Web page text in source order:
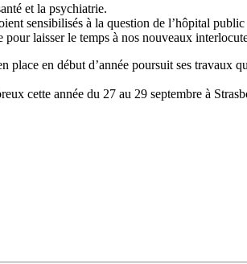
et la psychiatrie.
sensibilisés à la question de l’hôpital
laisser le temps à nos nouveaux
en début d’année poursuit ses travaux
cette année du 27 au 29 septembre à